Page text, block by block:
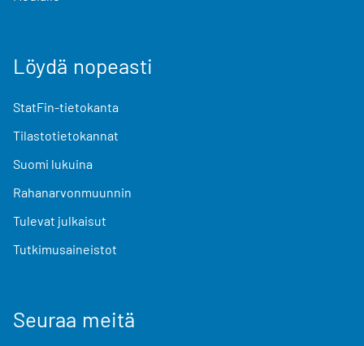
Löydä nopeasti
StatFin-tietokanta
Tilastotietokannat
Suomi lukuina
Rahanarvonmuunnin
Tulevat julkaisut
Tutkimusaineistot
Seuraa meitä